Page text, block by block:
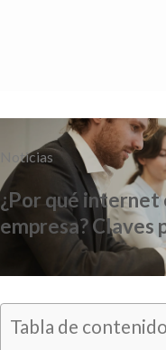
Noticias
¿Por qué internet
empresa? Claves
Tabla de